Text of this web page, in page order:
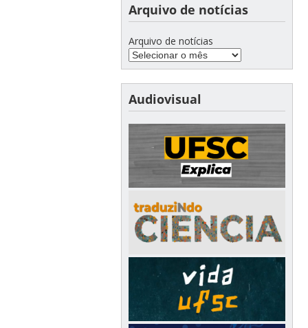
Arquivo de notícias
Arquivo de notícias
Audiovisual